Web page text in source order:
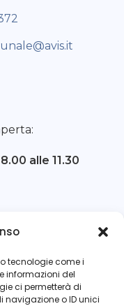
tecnologie come i
informazioni del
ci permetterà di
o ID unici
alle 11.30